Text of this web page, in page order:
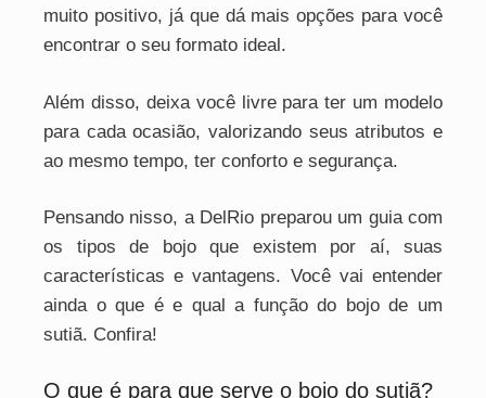
muito positivo, já que dá mais opções para você
encontrar o seu formato ideal.
Além disso, deixa você livre para ter um modelo
para cada ocasião, valorizando seus atributos e
ao mesmo tempo, ter conforto e segurança.
Pensando nisso, a DelRio preparou um guia com
os tipos de bojo que existem por aí, suas
características e vantagens. Você vai entender
ainda o que é e qual a função do bojo de um
sutiã. Confira!
O que é para que serve o bojo do sutiã?